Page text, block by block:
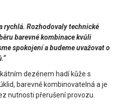
rychlá. Rozhodovaly technické
barevné kombinace kvůli
spokojení a budeme uvažovat o
dezénem hadí kůže s
barevně kombinovatelná a je
nutnosti přerušení provozu.